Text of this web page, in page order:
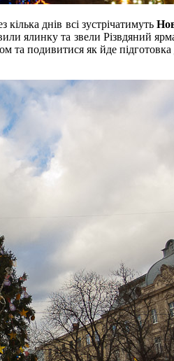
днів всі зустрічатимуть
ялинку та звели Різвдяний
та подивитися як йде підготовка